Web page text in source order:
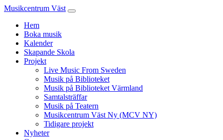
Musikcentrum Väst
Hem
Boka musik
Kalender
Skapande Skola
Projekt
Live Music From Sweden
Musik på Biblioteket
Musik på Biblioteket Värmland
Samtalsträffar
Musik på Teatern
Musikcentrum Väst Ny (MCV NY)
Tidigare projekt
Nyheter